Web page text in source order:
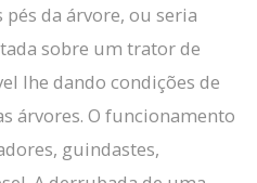
da árvore, ou seria
sobre um trator de
lhe dando condições de
árvores. O funcionamento
guindastes,